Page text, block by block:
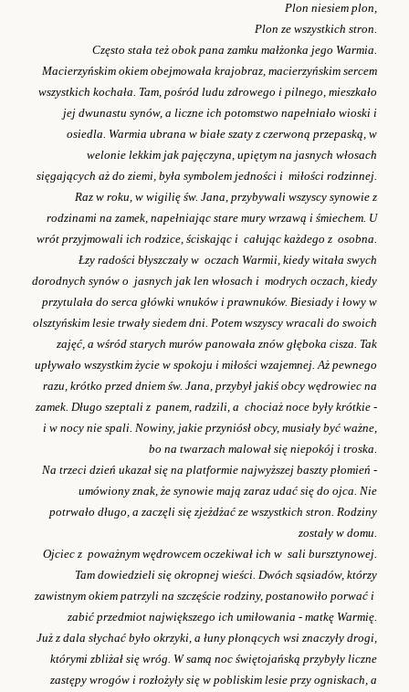
Plon niesiem plon,
Plon ze wszystkich stron.
Często stała też obok pana zamku małżonka jego Warmia.
Macierzyńskim okiem obejmowała krajobraz, macierzyńskim sercem
wszystkich kochała. Tam, pośród ludu zdrowego i pilnego, mieszkało
jej dwunastu synów, a liczne ich potomstwo napełniało wioski i
osiedla. Warmia ubrana w białe szaty z czerwoną przepaską, w
welonie lekkim jak pajęczyna, upiętym na jasnych włosach
sięgających aż do ziemi, była symbolem jedności i miłości rodzinnej.
Raz w roku, w wigilię św. Jana, przybywali wszyscy synowie z
rodzinami na zamek, napełniając stare mury wrzawą i śmiechem. U
wrót przyjmowali ich rodzice, ściskając i całując każdego z osobna.
Łzy radości błyszczały w oczach Warmii, kiedy witała swych
dorodnych synów o jasnych jak len włosach i modrych oczach, kiedy
przytulała do serca główki wnuków i prawnuków. Biesiady i łowy w
olsztyńskim lesie trwały siedem dni. Potem wszyscy wracali do swoich
zajęć, a wśród starych murów panowała znów głęboka cisza. Tak
upływało wszystkim życie w spokoju i miłości wzajemnej. Aż pewnego
razu, krótko przed dniem św. Jana, przybył jakiś obcy wędrowiec na
zamek. Długo szeptali z panem, radzili, a chociaż noce były krótkie -
i w nocy nie spali. Nowiny, jakie przyniósł obcy, musiały być ważne,
bo na twarzach malował się niepokój i troska.
Na trzeci dzień ukazał się na platformie najwyższej baszty płomień -
umówiony znak, że synowie mają zaraz udać się do ojca. Nie
potrwało długo, a zaczęli się zjeżdżać ze wszystkich stron. Rodziny
zostały w domu.
Ojciec z poważnym wędrowcem oczekiwał ich w sali bursztynowej.
Tam dowiedzieli się okropnej wieści. Dwóch sąsiadów, którzy
zawistnym okiem patrzyli na szczęście rodziny, postanowiło porwać i
zabić przedmiot największego ich umiłowania - matkę Warmię.
Już z dala słychać było okrzyki, a łuny płonących wsi znaczyły drogi,
którymi zbliżał się wróg. W samą noc świętojańską przybyły liczne
zastępy wrogów i rozłożyły się w pobliskim lesie przy ogniskach, a